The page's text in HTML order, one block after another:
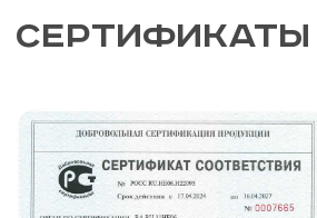
Теплоблоки от
производителя
ООО «СТРОЙТЕПЛОКОНСТРУКЦИИ»
— ЛИДЕР МАЛОЭТАЖНОГО